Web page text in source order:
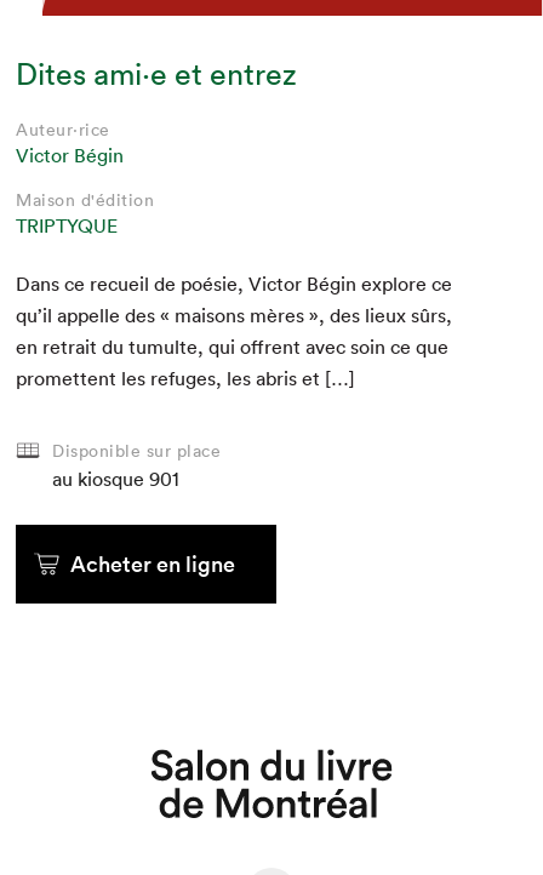
Que cherchez-vous?
Dites ami·e et entrez
Auteur·rice
Victor Bégin
Maison d'édition
TRIPTYQUE
Dans ce recueil de poésie, Vic­tor Bégin explore ce
qu’il appelle des « maisons mères », des lieux sûrs,
en retrait du tumulte, qui offrent avec soin ce que
promet­tent les refuges, les abris et […]
Disponible sur place
au kiosque 901
Acheter en ligne